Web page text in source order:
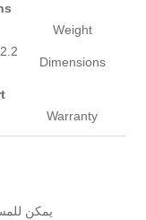
Weight
Dimensions
Warranty
يمكن